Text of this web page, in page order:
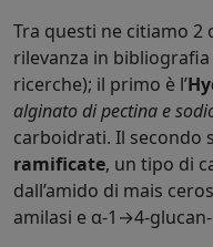
Tra questi ne citiamo
rilevanza in
ricerche); il primo è l’
alginato di pectina e
carboidrati. Il secondo
ramificate, un tipo di
dall’amido di mais
amilasi e α-1→4-